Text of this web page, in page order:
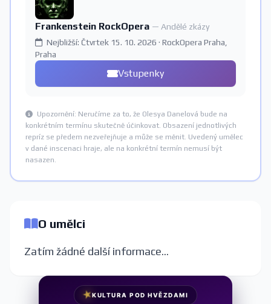
Frankenstein RockOpera — Andělé zkázy
Nejbližší: Čtvrtek 15. 10. 2026 · RockOpera Praha,
Praha
Vstupenky
Upozornění: Neručíme za to, že Olesya Danelová bude na
konkrétním termínu skutečně účinkovat. Obsazení jednotlivých
repríz se předem nezveřejňuje a může se měnit. Uvedený umělec
v dané inscenaci hraje, ale na konkrétní termín nemusí být
nasazen.
O umělci
Zatím žádné další informace...
★KULTURA POD HVĚZDAMI